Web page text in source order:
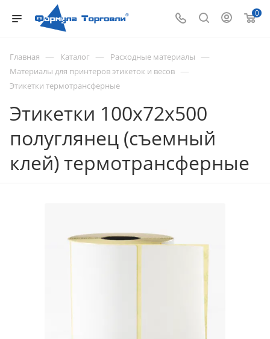
0
Главная — Каталог — Расходные материалы —
Материалы для принтеров этикеток и весов —
Этикетки термотрансферные
Этикетки 100х72х500
полуглянец (съемный
клей) термотрансферные